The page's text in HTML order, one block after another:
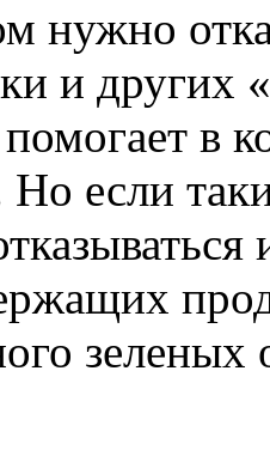
нужно
и других
в
если